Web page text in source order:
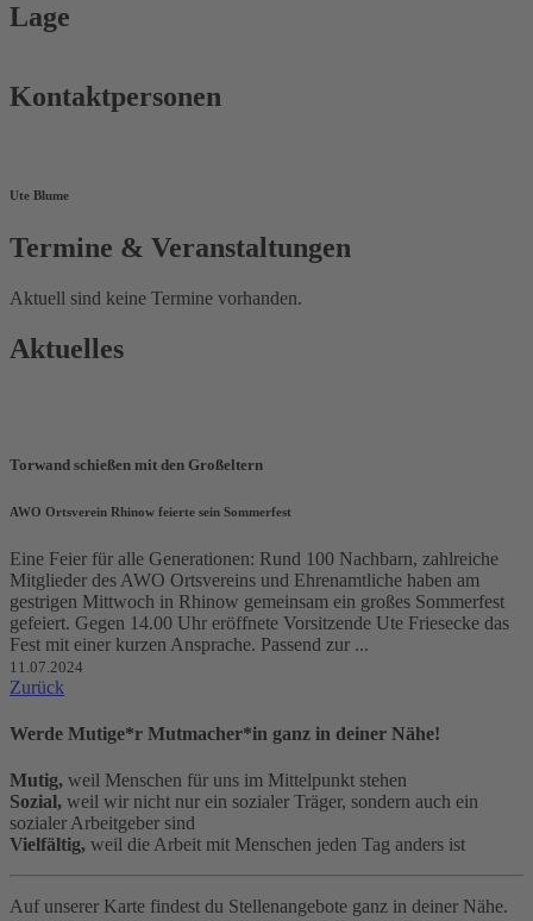
Lage
Kontaktpersonen
Ute Blume
Termine & Veranstaltungen
Aktuell sind keine Termine vorhanden.
Aktuelles
Torwand schießen mit den Großeltern
AWO Ortsverein Rhinow feierte sein Sommerfest
Eine Feier für alle Generationen: Rund 100 Nachbarn, zahlreiche
Mitglieder des AWO Ortsvereins und Ehrenamtliche haben am
gestrigen Mittwoch in Rhinow gemeinsam ein großes Sommerfest
gefeiert. Gegen 14.00 Uhr eröffnete Vorsitzende Ute Friesecke das
Fest mit einer kurzen Ansprache. Passend zur ...
11.07.2024
Zurück
Werde Mutige*r Mutmacher*in ganz in deiner Nähe!
Mutig, weil Menschen für uns im Mittelpunkt stehen
Sozial, weil wir nicht nur ein sozialer Träger, sondern auch ein
sozialer Arbeitgeber sind
Vielfältig, weil die Arbeit mit Menschen jeden Tag anders ist
Auf unserer Karte findest du Stellenangebote ganz in deiner Nähe.